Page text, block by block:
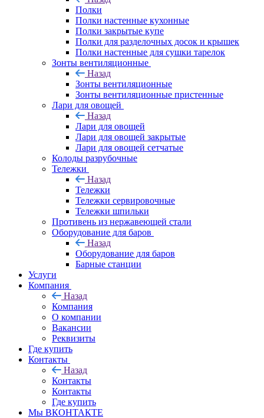
Полки
Полки настенные кухонные
Полки закрытые купе
Полки для разделочных досок и крышек
Полки настенные для сушки тарелок
Зонты вентиляционные
Назад
Зонты вентиляционные
Зонты вентиляционные пристенные
Лари для овощей
Назад
Лари для овощей
Лари для овощей закрытые
Лари для овощей сетчатые
Колоды разрубочные
Тележки
Назад
Тележки
Тележки сервировочные
Тележки шпильки
Противень из нержавеющей стали
Оборудование для баров
Назад
Оборудование для баров
Барные станции
Услуги
Компания
Назад
Компания
О компании
Вакансии
Реквизиты
Где купить
Контакты
Назад
Контакты
Контакты
Где купить
Мы ВКОНТАКТЕ